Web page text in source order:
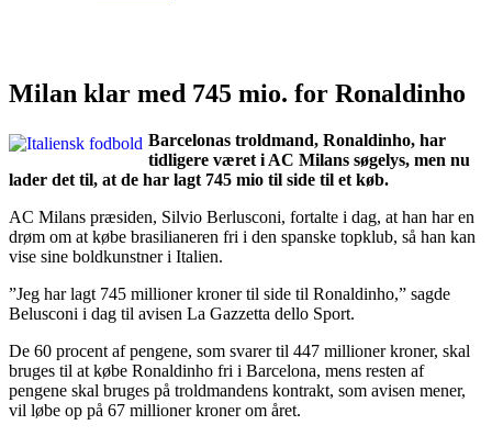
Milan klar med 745 mio. for Ronaldinho
Barcelonas troldmand, Ronaldinho, har
tidligere været i AC Milans søgelys, men nu
lader det til, at de har lagt 745 mio til side til et køb.
AC Milans præsiden, Silvio Berlusconi, fortalte i dag, at han har en
drøm om at købe brasilianeren fri i den spanske topklub, så han kan
vise sine boldkunstner i Italien.
”Jeg har lagt 745 millioner kroner til side til Ronaldinho,” sagde
Belusconi i dag til avisen La Gazzetta dello Sport.
De 60 procent af pengene, som svarer til 447 millioner kroner, skal
bruges til at købe Ronaldinho fri i Barcelona, mens resten af
pengene skal bruges på troldmandens kontrakt, som avisen mener,
vil løbe op på 67 millioner kroner om året.